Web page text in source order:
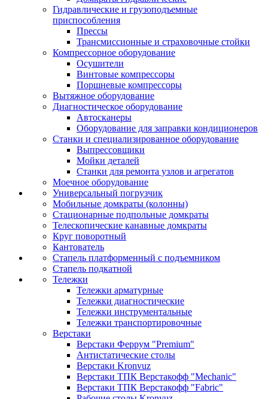
Гидравлические и грузоподъемные
приспособления
Прессы
Трансмиссионные и страховочные стойки
Компрессорное оборудование
Осушители
Винтовые компрессоры
Поршневые компрессоры
Вытяжное оборудование
Диагностическое оборудование
Автосканеры
Оборудование для заправки кондиционеров
Станки и специализированное оборудование
Выпрессовщики
Мойки деталей
Станки для ремонта узлов и агрегатов
Моечное оборудование
Универсальный погрузчик
Мобильные домкраты (колонны)
Стационарные подпольные домкраты
Телескопические канавные домкраты
Круг поворотный
Кантователь
Стапель платформенный с подъемником
Стапель подкатной
Тележки
Тележки арматурные
Тележки диагностические
Тележки инструментальные
Тележки транспортировочные
Верстаки
Верстаки Феррум "Premium"
Антистатические столы
Верстаки Kronvuz
Верстаки ТПК Верстакофф "Mechanic"
Верстаки ТПК Верстакофф "Fabric"